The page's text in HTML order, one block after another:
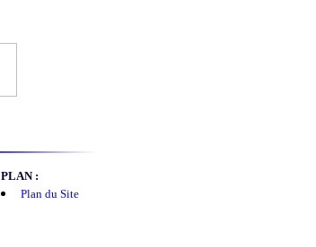
PLAN :
Plan du Site